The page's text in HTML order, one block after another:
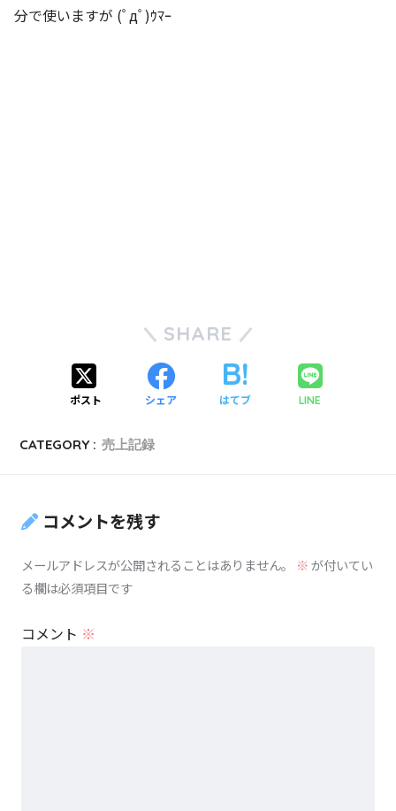
分で使いますが (ﾟдﾟ)ｳﾏｰ
SHARE
ポスト シェア はてブ LINE
CATEGORY : 売上記録
コメントを残す
メールアドレスが公開されることはありません。 ※が付いてい
る欄は必須項目です
コメント ※